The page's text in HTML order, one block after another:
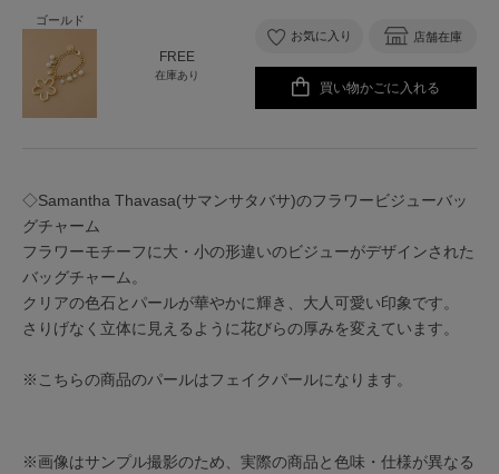
ゴールド
FREE
在庫あり
お気に入り 店舗在庫
買い物かごに入れる
◇Samantha Thavasa(サマンサタバサ)のフラワービジューバッ
グチャーム
フラワーモチーフに大・小の形違いのビジューがデザインされた
バッグチャーム。
クリアの色石とパールが華やかに輝き、大人可愛い印象です。
さりげなく立体に見えるように花びらの厚みを変えています。
※こちらの商品のパールはフェイクパールになります。
※画像はサンプル撮影のため、実際の商品と色味・仕様が異なる